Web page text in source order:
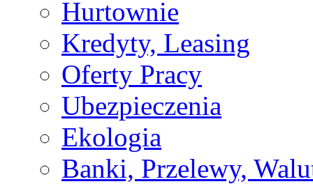
Hurtownie
Kredyty, Leasing
Oferty Pracy
Ubezpieczenia
Ekologia
Banki, Przelewy,